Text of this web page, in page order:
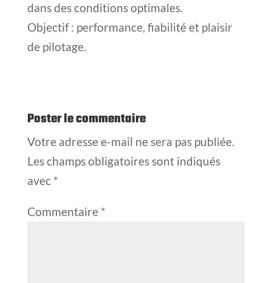
dans des conditions optimales.
Objectif : performance, fiabilité et plaisir
de pilotage.
Poster le commentaire
Votre adresse e-mail ne sera pas publiée.
Les champs obligatoires sont indiqués
avec *
Commentaire *